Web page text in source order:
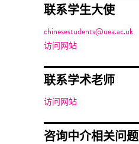
联系学生大使
chinesestudents@uea.ac.uk
访问网站
联系学术老师
访问网站
咨询中介相关问题